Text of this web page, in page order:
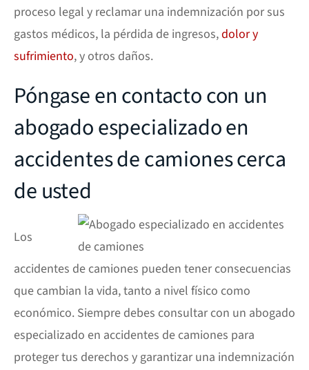
proceso legal y reclamar una indemnización por sus
gastos médicos, la pérdida de ingresos,dolor y
sufrimiento, y otros daños.
Póngase en contacto con un
abogado especializado en
accidentes de camiones cerca
de usted
Los
accidentes de camiones pueden tener consecuencias
que cambian la vida, tanto a nivel físico como
económico. Siempre debes consultar con un abogado
especializado en accidentes de camiones para
proteger tus derechos y garantizar una indemnización